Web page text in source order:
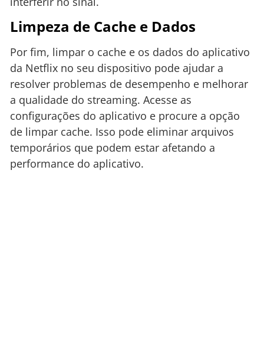
Limpeza de Cache e Dados
Por fim, limpar o cache e os dados do aplicativo
da Netflix no seu dispositivo pode ajudar a
resolver problemas de desempenho e melhorar
a qualidade do streaming. Acesse as
configurações do aplicativo e procure a opção
de limpar cache. Isso pode eliminar arquivos
temporários que podem estar afetando a
performance do aplicativo.